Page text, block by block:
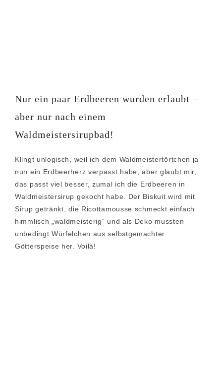
Nur ein paar Erdbeeren wurden erlaubt –
aber nur nach einem
Waldmeistersirupbad!
Klingt unlogisch, weil ich dem Waldmeistertörtchen ja
nun ein Erdbeerherz verpasst habe, aber glaubt mir,
das passt viel besser, zumal ich die Erdbeeren in
Waldmeistersirup gekocht habe. Der Biskuit wird mit
Sirup getränkt, die Ricottamousse schmeckt einfach
himmlisch „waldmeisterig“ und als Deko mussten
unbedingt Würfelchen aus selbstgemachter
Götterspeise her. Voilà!